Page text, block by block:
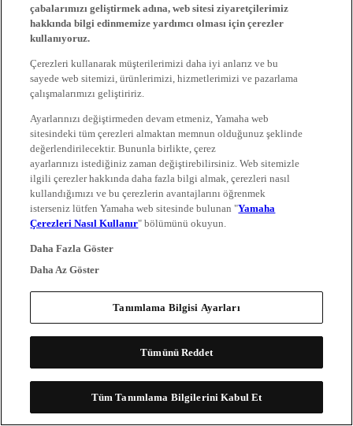
çabalarımızı geliştirmek adına, web sitesi ziyaretçilerimiz
hakkında bilgi edinmemize yardımcı olması için çerezler
kullanıyoruz.
Çerezleri kullanarak müşterilerimizi daha iyi anlarız ve bu
sayede web sitemizi, ürünlerimizi, hizmetlerimizi ve pazarlama
çalışmalarımızı geliştiririz.
Ayarlarınızı değiştirmeden devam etmeniz, Yamaha web
sitesindeki tüm çerezleri almaktan memnun olduğunuz şeklinde
değerlendirilecektir. Bununla birlikte, çerez
ayarlarınızı istediğiniz zaman değiştirebilirsiniz. Web sitemizle
ilgili çerezler hakkında daha fazla bilgi almak, çerezleri nasıl
kullandığımızı ve bu çerezlerin avantajlarını öğrenmek
isterseniz lütfen Yamaha web sitesinde bulunan "Yamaha
Çerezleri Nasıl Kullanır" bölümünü okuyun.
Daha Fazla Göster
Daha Az Göster
Tanımlama Bilgisi Ayarları
Tümünü Reddet
Tüm Tanımlama Bilgilerini Kabul Et